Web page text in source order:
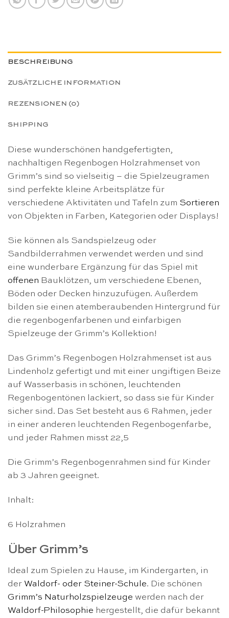
BESCHREIBUNG
ZUSÄTZLICHE INFORMATION
REZENSIONEN (0)
SHIPPING
Diese wunderschönen handgefertigten,
nachhaltigen Regenbogen Holzrahmenset von
Grimm’s sind so vielseitig – die Spielzeugramen
sind perfekte kleine Arbeitsplätze für
verschiedene Aktivitäten und Tafeln zum Sortieren
von Objekten in Farben, Kategorien oder Displays!
Sie können als Sandspielzeug oder
Sandbilderrahmen verwendet werden und sind
eine wunderbare Ergänzung für das Spiel mit
offenen Bauklötzen, um verschiedene Ebenen,
Böden oder Decken hinzuzufügen. Außerdem
bilden sie einen atemberaubenden Hintergrund für
die regenbogenfarbenen und einfarbigen
Spielzeuge der Grimm’s Kollektion!
Das Grimm’s Regenbogen Holzrahmenset ist aus
Lindenholz gefertigt und mit einer ungiftigen Beize
auf Wasserbasis in schönen, leuchtenden
Regenbogentönen lackiert, so dass sie für Kinder
sicher sind. Das Set besteht aus 6 Rahmen, jeder
in einer anderen leuchtenden Regenbogenfarbe,
und jeder Rahmen misst 22,5
Die Grimm’s Regenbogenrahmen sind für Kinder
ab 3 Jahren geeignet.
Inhalt:
6 Holzrahmen
Über Grimm’s
Ideal zum Spielen zu Hause, im Kindergarten, in
der Waldorf- oder Steiner-Schule. Die schönen
Grimm’s Naturholzspielzeuge werden nach der
Waldorf-Philosophie hergestellt, die dafür bekannt